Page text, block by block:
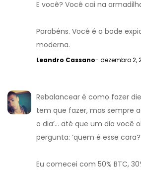
E você? Você cai na
Parabéns. Você é o bode
moderna.
Leandro Cassano- dezembro 2,
Rebalancear é como fazer
tem que fazer, mas sempre
o dia’... até que um dia você
pergunta: ‘quem é esse
Eu comecei com 50% BTC,